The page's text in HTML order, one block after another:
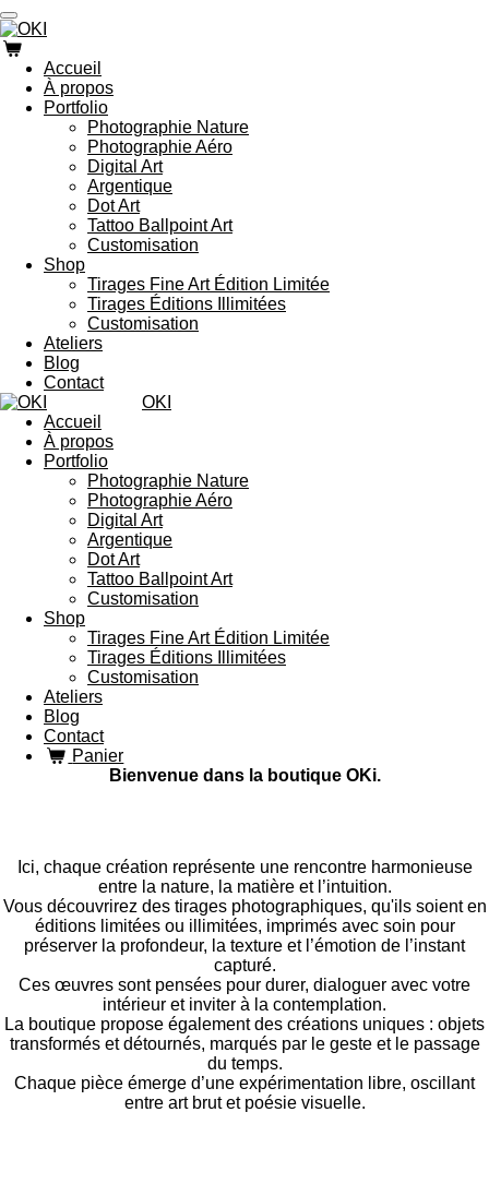
Passer
au
contenu
principal
Accueil
À propos
Portfolio
Photographie Nature
Photographie Aéro
Digital Art
Argentique
Dot Art
Tattoo Ballpoint Art
Customisation
Shop
Tirages Fine Art Édition Limitée
Tirages Éditions Illimitées
Customisation
Ateliers
Blog
Contact
OKI
Accueil
À propos
Portfolio
Photographie Nature
Photographie Aéro
Digital Art
Argentique
Dot Art
Tattoo Ballpoint Art
Customisation
Shop
Tirages Fine Art Édition Limitée
Tirages Éditions Illimitées
Customisation
Ateliers
Blog
Contact
Panier
Bienvenue dans la boutique OKi.
Ici, chaque création représente une rencontre harmonieuse
entre la nature, la matière et l’intuition.
Vous découvrirez des tirages photographiques, qu'ils soient en
éditions limitées ou illimitées, imprimés avec soin pour
préserver la profondeur, la texture et l’émotion de l’instant
capturé.
Ces œuvres sont pensées pour durer, dialoguer avec votre
intérieur et inviter à la contemplation.
La boutique propose également des créations uniques : objets
transformés et détournés, marqués par le geste et le passage
du temps.
Chaque pièce émerge d’une expérimentation libre, oscillant
entre art brut et poésie visuelle.